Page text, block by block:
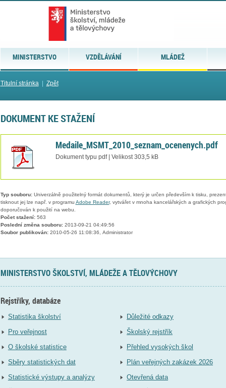
MINISTERSTVO VZDĚLÁVÁNÍ MLÁDEŽ
Titulní stránka| Zpět
DOKUMENT KE STAŽENÍ
Medaile_MSMT_2010_seznam_ocenenych.pdf
Dokument typu pdf | Velikost 303,5 kB
Typ souboru:Univerzálně použitelný formát dokumentů, který je určen především k tisku,
tisknout jej lze např. v programu Adobe Reader, vytvářet v mnoha kancelářských a grafických
doporučován k použití na webu.
Počet stažení:563
Poslední změna souboru:2013-09-21 04:49:56
Soubor publikován:2010-05-26 11:08:36, Administrator
MINISTERSTVO ŠKOLSTVÍ, MLÁDEŽE A TĚLOVÝCHOVY
Rejstříky, databáze
Statistika školství
Pro veřejnost
O školské statistice
Sběry statistických dat
Statistické výstupy a analýzy
Důležité odkazy
Školský rejstřík
Přehled vysokých škol
Plán veřejných zakázek 2026
Otevřená data